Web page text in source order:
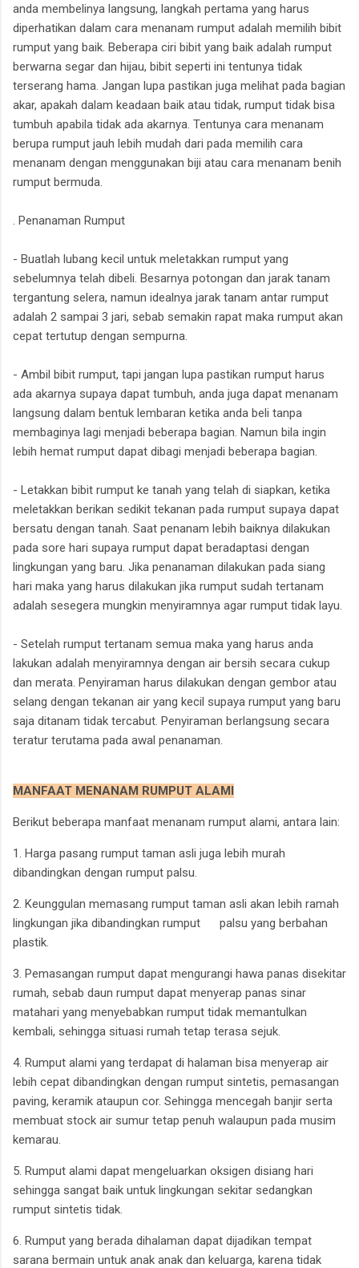
anda membelinya langsung, langkah pertama yang harus
diperhatikan dalam cara menanam rumput adalah memilih bibit
rumput yang baik. Beberapa ciri bibit yang baik adalah rumput
berwarna segar dan hijau, bibit seperti ini tentunya tidak
terserang hama. Jangan lupa pastikan juga melihat pada bagian
akar, apakah dalam keadaan baik atau tidak, rumput tidak bisa
tumbuh apabila tidak ada akarnya. Tentunya cara menanam
berupa rumput jauh lebih mudah dari pada memilih cara
menanam dengan menggunakan biji atau cara menanam benih
rumput bermuda.
. Penanaman Rumput
- Buatlah lubang kecil untuk meletakkan rumput yang
sebelumnya telah dibeli. Besarnya potongan dan jarak tanam
tergantung selera, namun idealnya jarak tanam antar rumput
adalah 2 sampai 3 jari, sebab semakin rapat maka rumput akan
cepat tertutup dengan sempurna.
- Ambil bibit rumput, tapi jangan lupa pastikan rumput harus
ada akarnya supaya dapat tumbuh, anda juga dapat menanam
langsung dalam bentuk lembaran ketika anda beli tanpa
membaginya lagi menjadi beberapa bagian. Namun bila ingin
lebih hemat rumput dapat dibagi menjadi beberapa bagian.
- Letakkan bibit rumput ke tanah yang telah di siapkan, ketika
meletakkan berikan sedikit tekanan pada rumput supaya dapat
bersatu dengan tanah. Saat penanam lebih baiknya dilakukan
pada sore hari supaya rumput dapat beradaptasi dengan
lingkungan yang baru. Jika penanaman dilakukan pada siang
hari maka yang harus dilakukan jika rumput sudah tertanam
adalah sesegera mungkin menyiramnya agar rumput tidak layu.
- Setelah rumput tertanam semua maka yang harus anda
lakukan adalah menyiramnya dengan air bersih secara cukup
dan merata. Penyiraman harus dilakukan dengan gembor atau
selang dengan tekanan air yang kecil supaya rumput yang baru
saja ditanam tidak tercabut. Penyiraman berlangsung secara
teratur terutama pada awal penanaman.
MANFAAT MENANAM RUMPUT ALAMI
Berikut beberapa manfaat menanam rumput alami, antara lain:
1. Harga pasang rumput taman asli juga lebih murah
dibandingkan dengan rumput palsu.
2. Keunggulan memasang rumput taman asli akan lebih ramah
lingkungan jika dibandingkan rumput palsu yang berbahan
plastik.
3. Pemasangan rumput dapat mengurangi hawa panas disekitar
rumah, sebab daun rumput dapat menyerap panas sinar
matahari yang menyebabkan rumput tidak memantulkan
kembali, sehingga situasi rumah tetap terasa sejuk.
4. Rumput alami yang terdapat di halaman bisa menyerap air
lebih cepat dibandingkan dengan rumput sintetis, pemasangan
paving, keramik ataupun cor. Sehingga mencegah banjir serta
membuat stock air sumur tetap penuh walaupun pada musim
kemarau.
5. Rumput alami dapat mengeluarkan oksigen disiang hari
sehingga sangat baik untuk lingkungan sekitar sedangkan
rumput sintetis tidak.
6. Rumput yang berada dihalaman dapat dijadikan tempat
sarana bermain untuk anak anak dan keluarga, karena tidak